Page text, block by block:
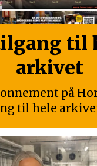
til
arkivet
på
til hele